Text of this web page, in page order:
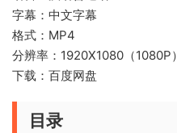
字幕：中文字幕
格式：MP4
分辨率：1920X1080（1080P）
下载：百度网盘
目录